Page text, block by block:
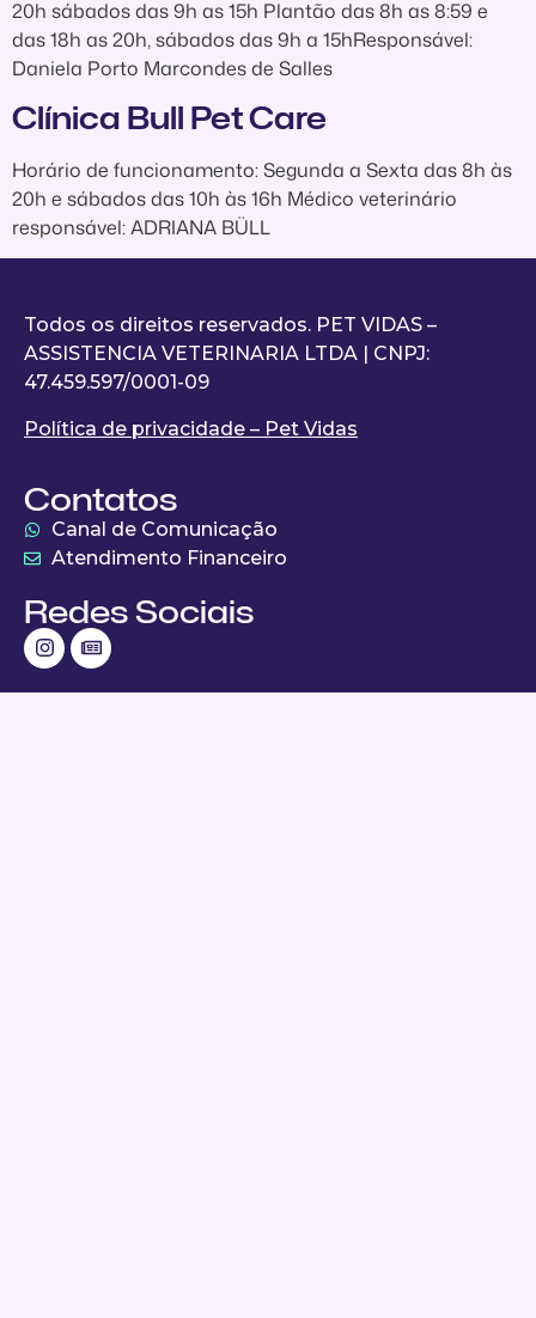
20h sábados das 9h as 15h Plantão das 8h as 8:59 e
das 18h as 20h, sábados das 9h a 15hResponsável:
Daniela Porto Marcondes de Salles
Clínica Bull Pet Care
Horário de funcionamento: Segunda a Sexta das 8h às
20h e sábados das 10h às 16h Médico veterinário
responsável: ADRIANA BÜLL
Todos os direitos reservados. PET VIDAS –
ASSISTENCIA VETERINARIA LTDA | CNPJ:
47.459.597/0001-09
Política de privacidade – Pet Vidas
Contatos
Canal de Comunicação
Atendimento Financeiro
Redes Sociais